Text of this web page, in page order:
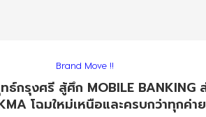
Brand Move !!
ธ์กรุงศรี สู้ศึก MOBILE BANKING
โฉมใหม่เหนือและครบกว่าทุกค่